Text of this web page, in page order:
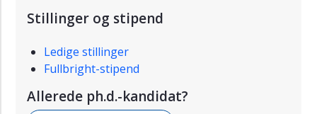
Stillinger og stipend
Ledige stillinger
Fullbright-stipend
Allerede ph.d.-kandidat?